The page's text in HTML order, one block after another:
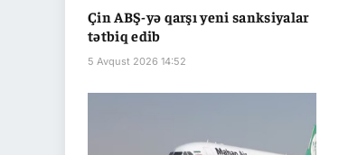
Çin ABŞ-yə qarşı yeni sanksiyalar
tətbiq edib
5 Avqust 2026 14:52